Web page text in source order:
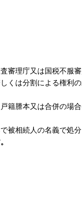
審理庁又は国税不服
くは分割による権利
籍謄本又は合併の場
被相続人の名義で処